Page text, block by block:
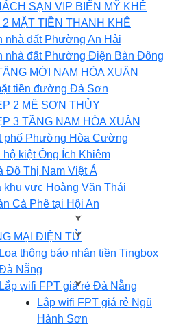
SẠN VIP BIỂN MỸ KHÊ
2 MẶT TIỀN THANH KHÊ
nhà đất Phường An Hải
nhà đất Phường Điện Bàn Đông
MỚI NAM HÒA XUÂN
tiền đường Đà Sơn
2 MÊ SƠN THỦY
3 TẦNG NAM HÒA XUÂN
phố Phường Hòa Cường
hộ kiệt Ông Ích Khiêm
Đô Thị Nam Việt Á
khu vực Hoàng Văn Thái
Cà Phê tại Hội An
MẠI ĐIỆN TỬ
Loa thông báo nhận tiền Tingbox
Nẵng
Lắp wifi FPT giá rẻ Đà Nẵng
Lắp wifi FPT giá rẻ Ngũ
Hành Sơn